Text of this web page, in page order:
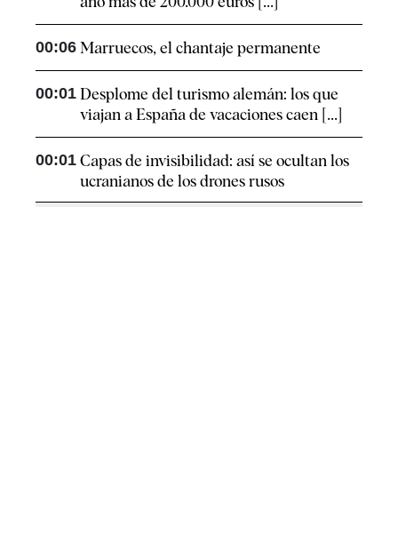
00:06 Marruecos, el chantaje permanente
00:01 Desplome del turismo alemán: los que
viajan a España de vacaciones caen [...]
00:01 Capas de invisibilidad: así se ocultan los
ucranianos de los drones rusos